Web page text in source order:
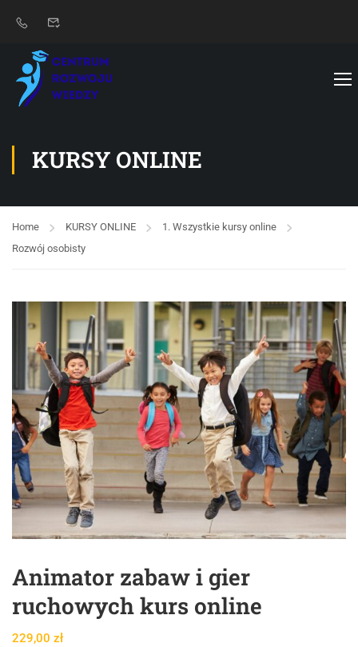
KURSY ONLINE
Home KURSY ONLINE
1. Wszystkie kursy online
Rozwój osobisty
Animator zabaw i gier
ruchowych kurs online
229,00 zł